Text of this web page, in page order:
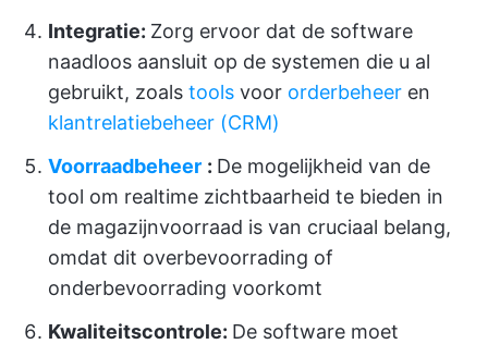
Integratie: Zorg ervoor dat de software
naadloos aansluit op de systemen die u al
gebruikt, zoals tools voor orderbeheer en
klantrelatiebeheer (CRM)
Voorraadbeheer : De mogelijkheid van de
tool om realtime zichtbaarheid te bieden in
de magazijnvoorraad is van cruciaal belang,
omdat dit overbevoorrading of
onderbevoorrading voorkomt
Kwaliteitscontrole: De software moet